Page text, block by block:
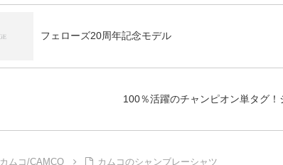
フェローズ20周年記念モデル
100％活躍のチャンピオン単タグ！
カムコ/CAMCO カムコのシャンブレーシャツ